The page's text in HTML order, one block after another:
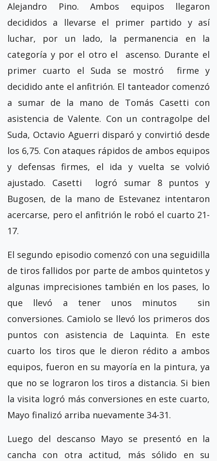
Alejandro Pino. Ambos equipos llegaron
decididos a llevarse el primer partido y así
luchar, por un lado, la permanencia en la
categoría y por el otro el ascenso. Durante el
primer cuarto el Suda se mostró firme y
decidido ante el anfitrión. El tanteador comenzó
a sumar de la mano de Tomás Casetti con
asistencia de Valente. Con un contragolpe del
Suda, Octavio Aguerri disparó y convirtió desde
los 6,75. Con ataques rápidos de ambos equipos
y defensas firmes, el ida y vuelta se volvió
ajustado. Casetti logró sumar 8 puntos y
Bugosen, de la mano de Estevanez intentaron
acercarse, pero el anfitrión le robó el cuarto 21-
17.
El segundo episodio comenzó con una seguidilla
de tiros fallidos por parte de ambos quintetos y
algunas imprecisiones también en los pases, lo
que llevó a tener unos minutos sin
conversiones. Camiolo se llevó los primeros dos
puntos con asistencia de Laquinta. En este
cuarto los tiros que le dieron rédito a ambos
equipos, fueron en su mayoría en la pintura, ya
que no se lograron los tiros a distancia. Si bien
la visita logró más conversiones en este cuarto,
Mayo finalizó arriba nuevamente 34-31.
Luego del descanso Mayo se presentó en la
cancha con otra actitud, más sólido en su